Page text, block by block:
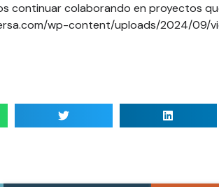
continuar colaborando en proyectos
wp-content/uploads/2024/09/